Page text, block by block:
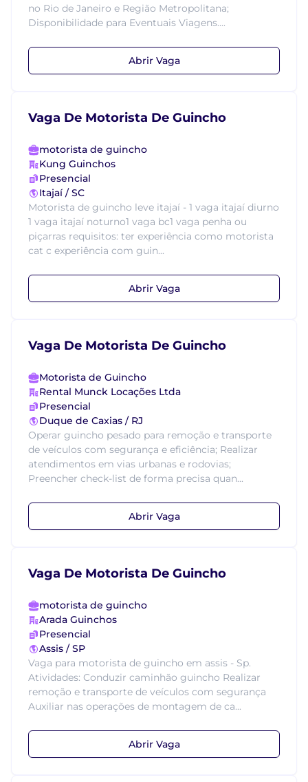
no Rio de Janeiro e Região Metropolitana;
Disponibilidade para Eventuais Viagens....
Abrir Vaga
Vaga De Motorista De Guincho
motorista de guincho
Kung Guinchos
Presencial
Itajaí / SC
Motorista de guincho leve itajaí - 1 vaga itajaí diurno
1 vaga itajaí noturno1 vaga bc1 vaga penha ou
piçarras requisitos: ter experiência como motorista
cat c experiência com guin...
Abrir Vaga
Vaga De Motorista De Guincho
Motorista de Guincho
Rental Munck Locações Ltda
Presencial
Duque de Caxias / RJ
Operar guincho pesado para remoção e transporte
de veículos com segurança e eficiência; Realizar
atendimentos em vias urbanas e rodovias;
Preencher check-list de forma precisa quan...
Abrir Vaga
Vaga De Motorista De Guincho
motorista de guincho
Arada Guinchos
Presencial
Assis / SP
Vaga para motorista de guincho em assis - Sp.
Atividades: Conduzir caminhão guincho Realizar
remoção e transporte de veículos com segurança
Auxiliar nas operações de montagem de ca...
Abrir Vaga